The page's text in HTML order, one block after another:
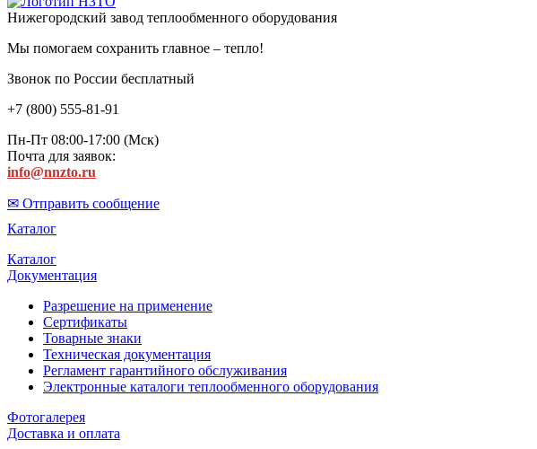
Нижегородский завод теплообменного оборудования
Мы помогаем сохранить главное – тепло!
Звонок по России бесплатный
+7 (800) 555-81-91
Пн-Пт 08:00-17:00 (Мск)
Почта для заявок:
info@nnzto.ru
✉ Отправить сообщение
Каталог
Каталог
Документация
Разрешение на применение
Сертификаты
Товарные знаки
Техническая документация
Регламент гарантийного обслуживания
Электронные каталоги теплообменного оборудования
Фотогалерея
Доставка и оплата